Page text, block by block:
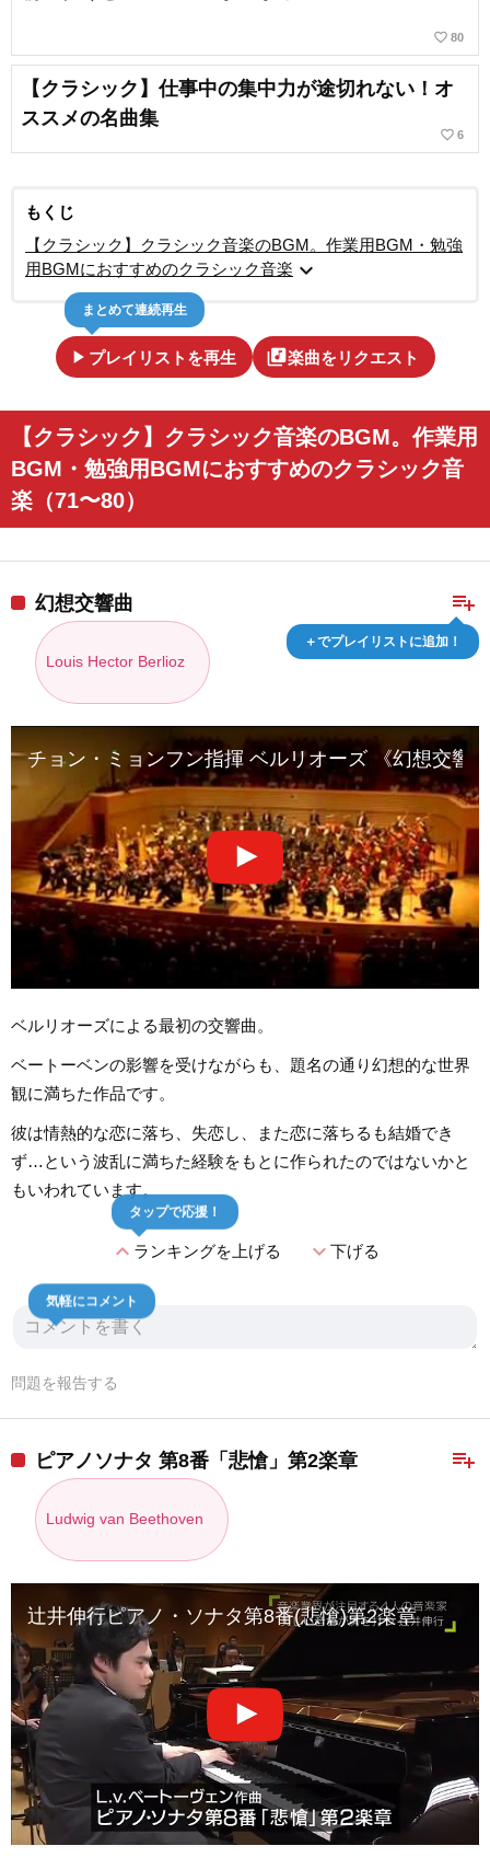
favorite_border 80
【クラシック】仕事中の集中力が途切れない！オ
ススメの名曲集
favorite_border 6
もくじ
【クラシック】クラシック音楽のBGM。作業用BGM・勉強
用BGMにおすすめのクラシック音楽 expand_more
play_arrow プレイリストを再生
まとめて連続再生
library_music楽曲をリクエスト
【クラシック】クラシック音楽のBGM。作業用
BGM・勉強用BGMにおすすめのクラシック音
楽（71〜80）
playlist_add
＋でプレイリストに追加！
幻想交響曲
Louis Hector Berlioz
チョン・ミョンフン指揮 ベルリオーズ 《幻想交響
ベルリオーズによる最初の交響曲。
ベートーベンの影響を受けながらも、題名の通り幻想的な世界
観に満ちた作品です。
彼は情熱的な恋に落ち、失恋し、また恋に落ちるも結婚でき
ず…という波乱に満ちた経験をもとに作られたのではないかと
もいわれています。
expand_lessランキングを上げる
タップで応援！
expand_more下げる
気軽にコメント
問題を報告する
playlist_add
ピアノソナタ 第8番「悲愴」第2楽章
Ludwig van Beethoven
辻井伸行ピアノ・ソナタ第8番(悲愴)第2楽章